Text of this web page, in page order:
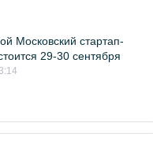
Московский стартап-
29-30 сентября